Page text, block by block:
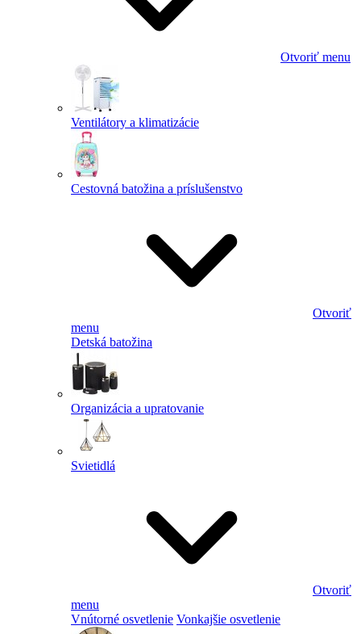
Otvoriť menu
Ventilátory a klimatizácie
Cestovná batožina a príslušenstvo
Otvoriť
menu
Detská batožina
Organizácia a upratovanie
Svietidlá
Otvoriť
menu
Vnútorné osvetlenie Vonkajšie osvetlenie